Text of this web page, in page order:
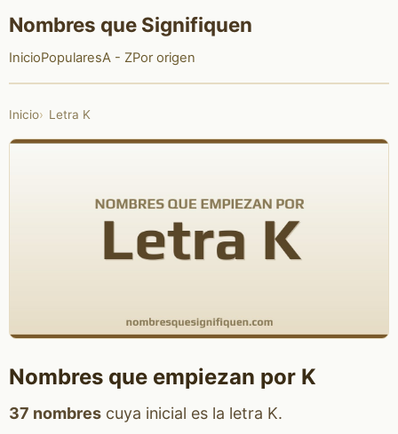
Nombres que Signifiquen
InicioPopularesA - ZPor origen
Inicio Letra K
Nombres que empiezan por K
37 nombrescuya inicial es la letra K.